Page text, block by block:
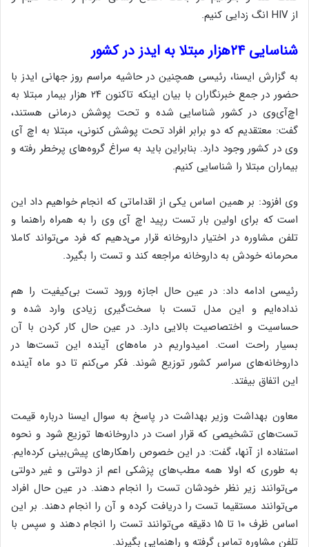
از HIV انگ زدایی کنیم.
شناسایی ۲۴هزار مبتلا به ایدز در کشور
به گزارش ایسنا، رئیسی همچنین در حاشیه مراسم روز جهانی ایدز با
حضور در جمع خبرنگاران با بیان اینکه تاکنون ۲۴ هزار بیمار مبتلا به
اچ‌آی‌وی در کشور شناسایی شده و تحت پوشش درمانی هستند،
گفت: معتقدیم که دو برابر افراد تحت پوشش کنونی، مبتلا به اچ آی
وی در کشور وجود دارد. بنابراین باید به سراغ گروه‌های پرخطر رفته و
بیماران مبتلا را شناسایی کنیم.
وی افزود: بر همین اساس یکی از اقداماتی که انجام خواهیم داد این
است که برای اولین بار تست رپید اچ آی وی را به همراه راهنما و
تلفن مشاوره در اختیار داروخانه قرار می‌دهیم که فرد می‌تواند کاملا
محرمانه خودش به داروخانه مراجعه کند و تست را بگیرد.
رئیسی ادامه داد: در عین حال اجازه ورود تست بی‌کیفیت را هم
نداده‌ایم و این مدل تست با سخت‌گیری زیادی وارد شده و
حساسیت و اختصاصیت بالایی دارد. در عین حال کار کردن با آن
بسیار راحت است. امیدواریم در ماه‌های آینده این تست‌ها در
داروخانه‌های سراسر کشور توزیع شوند. فکر می‌کنم تا دو ماه آینده
این اتفاق بیفتد.
معاون بهداشت وزیر بهداشت در پاسخ به سوال ایسنا درباره قیمت
تست‌های تشخیصی که قرار است در داروخانه‌ها توزیع شود و نحوه
استفاده از آنها، گفت: در این خصوص راهکارهای پیش‌بینی کرده‌ایم.
به طوری که اولا همه مطب‌های پزشکی اعم از دولتی و غیر دولتی
می‌توانند زیر نظر خودشان تست را انجام دهند. در عین حال افراد
می‌توانند مستقیما تست را دریافت کرده و آن را انجام دهند. بر این
اساس ظرف ۱۰ تا ۱۵ دقیقه می‌توانند تست را انجام دهند و سپس با
تلفن مشاوره تماس گرفته و راهنمایی بگیرند.